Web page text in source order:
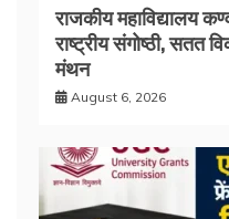
राजकीय महाविद्यालय
राष्ट्रीय संगोष्ठी, सतत
मंथन
August 6, 2026